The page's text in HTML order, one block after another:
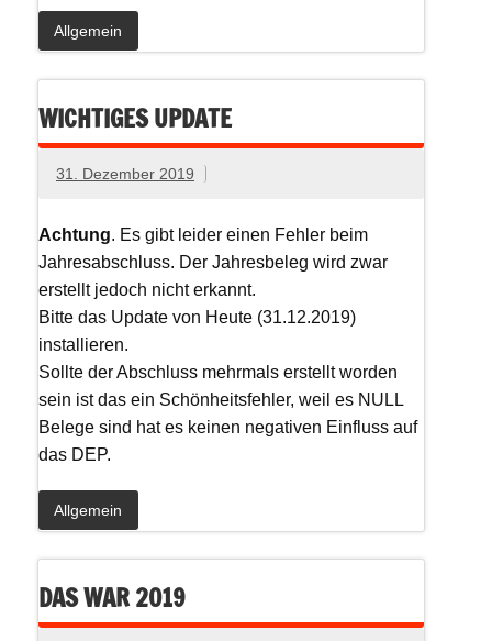
Allgemein
WICHTIGES UPDATE
31. Dezember 2019
Achtung. Es gibt leider einen Fehler beim
Jahresabschluss. Der Jahresbeleg wird zwar
erstellt jedoch nicht erkannt.
Bitte das Update von Heute (31.12.2019)
installieren.
Sollte der Abschluss mehrmals erstellt worden
sein ist das ein Schönheitsfehler, weil es NULL
Belege sind hat es keinen negativen Einfluss auf
das DEP.
Allgemein
DAS WAR 2019